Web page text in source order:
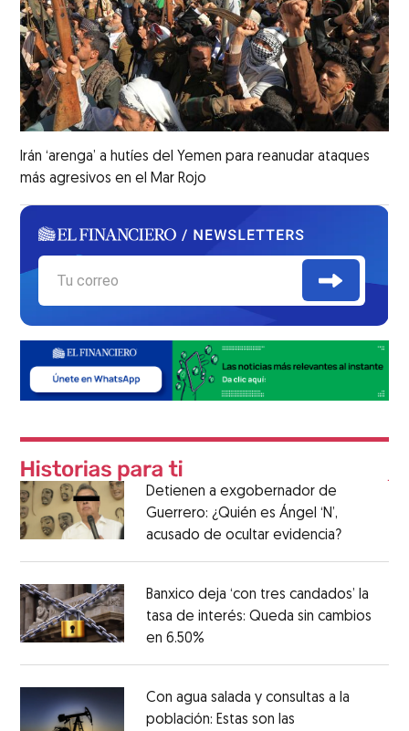
Irán ‘arenga’ a hutíes del Yemen para reanudar ataques
más agresivos en el Mar Rojo
Detienen a exgobernador de
Guerrero: ¿Quién es Ángel ‘N’,
acusado de ocultar evidencia?
Banxico deja ‘con tres candados’ la
tasa de interés: Queda sin cambios
en 6.50%
Con agua salada y consultas a la
población: Estas son las